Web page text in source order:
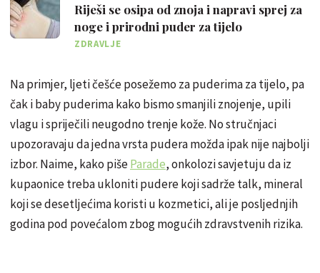
Riješi se osipa od znoja i napravi sprej za
noge i prirodni puder za tijelo
ZDRAVLJE
Na primjer, ljeti češće posežemo za puderima za tijelo, pa
čak i baby puderima kako bismo smanjili znojenje, upili
vlagu i spriječili neugodno trenje kože. No stručnjaci
upozoravaju da jedna vrsta pudera možda ipak nije najbolji
izbor. Naime, kako pišeParade, onkolozi savjetuju da iz
kupaonice treba ukloniti pudere koji sadrže talk, mineral
koji se desetljećima koristi u kozmetici, ali je posljednjih
godina pod povećalom zbog mogućih zdravstvenih rizika.